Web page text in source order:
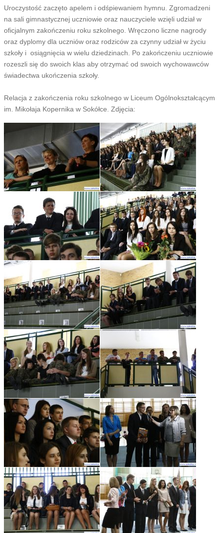
Uroczystość zaczęto apelem i odśpiewaniem hymnu. Zgromadzeni
na sali gimnastycznej uczniowie oraz nauczyciele wzięli udział w
oficjalnym zakończeniu roku szkolnego. Wręczono liczne nagrody
oraz dyplomy dla uczniów oraz rodziców za czynny udział w życiu
szkoły i osiągnięcia w wielu dziedzinach. Po zakończeniu uczniowie
rozeszli się do swoich klas aby otrzymać od swoich wychowawców
świadectwa ukończenia szkoły.
Relacja z zakończenia roku szkolnego w Liceum Ogólnokształcącym
im. Mikołaja Kopernika w Sokółce. Zdjęcia: